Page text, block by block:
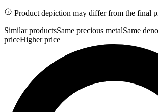
Product depiction may differ from the final
Similar productsSame precious metalSame
priceHigher price